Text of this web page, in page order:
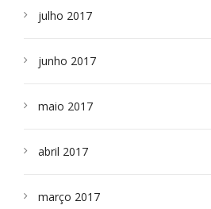
julho 2017
junho 2017
maio 2017
abril 2017
março 2017